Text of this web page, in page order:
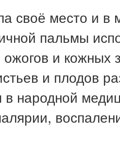
своё место и в
пальмы
и кожных
и плодов
в народной